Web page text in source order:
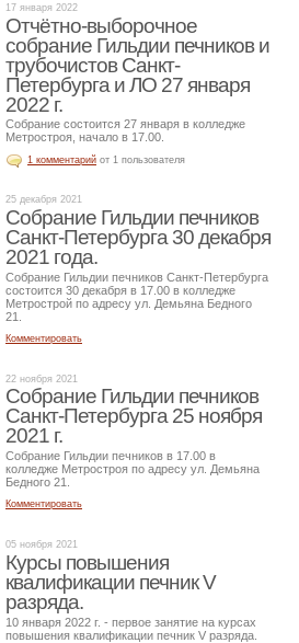
17 января 2022
Отчётно-выборочное
собрание Гильдии печников и
трубочистов Санкт-
Петербурга и ЛО 27 января
2022 г.
Собрание состоится 27 января в колледже
Метростроя, начало в 17.00.
1 комментарий от 1 пользователя
25 декабря 2021
Собрание Гильдии печников
Санкт-Петербурга 30 декабря
2021 года.
Собрание Гильдии печников Санкт-Петербурга
состоится 30 декабря в 17.00 в колледже
Метрострой по адресу ул. Демьяна Бедного
21.
Комментировать
22 ноября 2021
Собрание Гильдии печников
Санкт-Петербурга 25 ноября
2021 г.
Собрание Гильдии печников в 17.00 в
колледже Метростроя по адресу ул. Демьяна
Бедного 21.
Комментировать
05 ноября 2021
Курсы повышения
квалификации печник V
разряда.
10 января 2022 г. - первое занятие на курсах
повышения квалификации печник V разряда.